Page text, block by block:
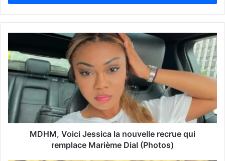
e
z
r
e
a
d
r
e
MDHM, Voici Jessica la nouvelle recrue qui
remplace Marième Dial (Photos)